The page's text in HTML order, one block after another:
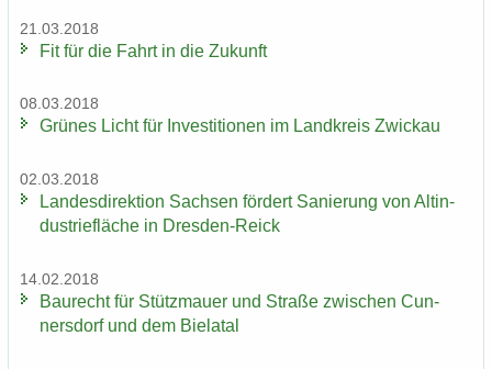
21.03.2018
Fit für die Fahrt in die Zu­kunft
08.03.2018
Grü­nes Licht für In­ves­ti­tio­nen im Land­kreis Zwi­ckau
02.03.2018
Lan­des­di­rek­ti­on Sach­sen för­dert Sa­nie­rung von Alt­in­
dus­trie­flä­che in Dresden-​Reick
14.02.2018
Bau­recht für Stütz­mau­er und Stra­ße zwi­schen Cun­
ners­dorf und dem Bie­la­tal